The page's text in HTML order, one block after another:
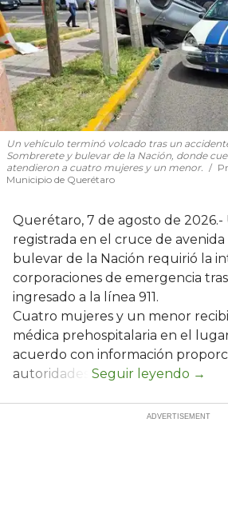
Un vehículo terminó volcado tras un
Sombrerete y bulevar de la Nación, donde
atendieron a cuatro mujeres y un menor.
Municipio de Querétaro
Querétaro, 7 de agosto de 2026.-
registrada en el cruce de
bulevar de la Nación requirió la
corporaciones de emergencia
ingresado a la línea 911.
Cuatro mujeres y un menor
médica prehospitalaria en el
acuerdo con información
autoridades.